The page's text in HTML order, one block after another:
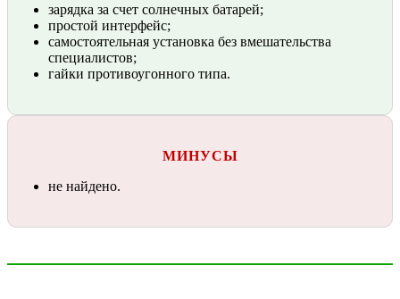
зарядка за счет солнечных батарей;
простой интерфейс;
самостоятельная установка без вмешательства
специалистов;
гайки противоугонного типа.
МИНУСЫ
не найдено.